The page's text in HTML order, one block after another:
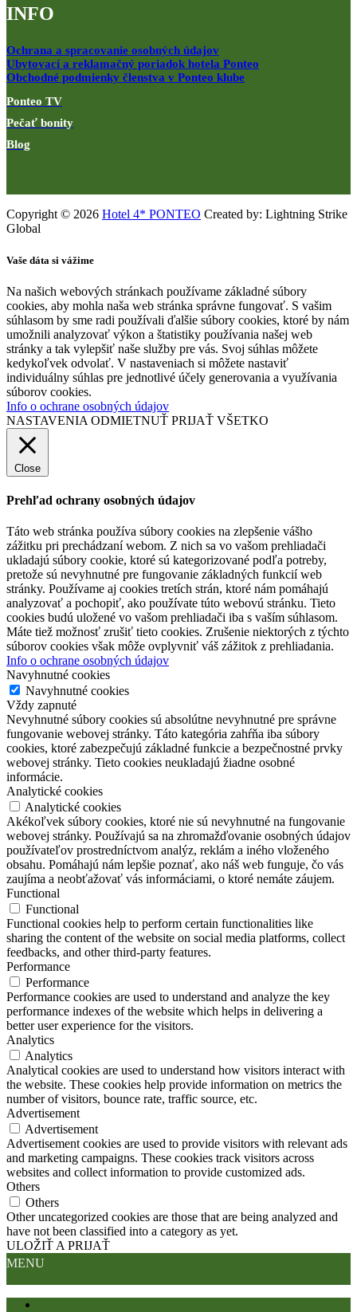
INFO
Ochrana a spracovanie osobných údajov
Ubytovací a reklamačný poriadok hotela Ponteo
Obchodné podmienky členstva v Ponteo klube
Ponteo TV
Pečať bonity
Blog
Copyright © 2026 Hotel 4* PONTEO Created by: Lightning Strike
Global
Vaše dáta si vážime
Na našich webových stránkach používame základné súbory
cookies, aby mohla naša web stránka správne fungovať. S vašim
súhlasom by sme radi používali ďalšie súbory cookies, ktoré by nám
umožnili analyzovať výkon a štatistiky používania našej web
stránky a tak vylepšiť naše služby pre vás. Svoj súhlas môžete
kedykoľvek odvolať. V nastaveniach si môžete nastaviť
individuálny súhlas pre jednotlivé účely generovania a využívania
súborov cookies.
Info o ochrane osobných údajov
NASTAVENIA ODMIETNUŤ PRIJAŤ VŠETKO
Close
Prehľad ochrany osobných údajov
Táto web stránka používa súbory cookies na zlepšenie vášho
zážitku pri prechádzaní webom. Z nich sa vo vašom prehliadači
ukladajú súbory cookie, ktoré sú kategorizované podľa potreby,
pretože sú nevyhnutné pre fungovanie základných funkcií web
stránky. Používame aj cookies tretích strán, ktoré nám pomáhajú
analyzovať a pochopiť, ako používate túto webovú stránku. Tieto
cookies budú uložené vo vašom prehliadači iba s vaším súhlasom.
Máte tiež možnosť zrušiť tieto cookies. Zrušenie niektorých z týchto
súborov cookies však môže ovplyvniť váš zážitok z prehliadania.
Info o ochrane osobných údajov
Navyhnutné cookies
Navyhnutné cookies
Vždy zapnuté
Nevyhnutné súbory cookies sú absolútne nevyhnutné pre správne
fungovanie webovej stránky. Táto kategória zahŕňa iba súbory
cookies, ktoré zabezpečujú základné funkcie a bezpečnostné prvky
webovej stránky. Tieto cookies neukladajú žiadne osobné
informácie.
Analytické cookies
Analytické cookies
Akékoľvek súbory cookies, ktoré nie sú nevyhnutné na fungovanie
webovej stránky. Používajú sa na zhromažďovanie osobných údajov
používateľov prostredníctvom analýz, reklám a iného vloženého
obsahu. Pomáhajú nám lepšie poznať, ako náš web funguje, čo vás
zaujíma a neobťažovať vás informáciami, o ktoré nemáte záujem.
Functional
Functional
Functional cookies help to perform certain functionalities like
sharing the content of the website on social media platforms, collect
feedbacks, and other third-party features.
Performance
Performance
Performance cookies are used to understand and analyze the key
performance indexes of the website which helps in delivering a
better user experience for the visitors.
Analytics
Analytics
Analytical cookies are used to understand how visitors interact with
the website. These cookies help provide information on metrics the
number of visitors, bounce rate, traffic source, etc.
Advertisement
Advertisement
Advertisement cookies are used to provide visitors with relevant ads
and marketing campaigns. These cookies track visitors across
websites and collect information to provide customized ads.
Others
Others
Other uncategorized cookies are those that are being analyzed and
have not been classified into a category as yet.
ULOŽIŤ A PRIJAŤ
MENU